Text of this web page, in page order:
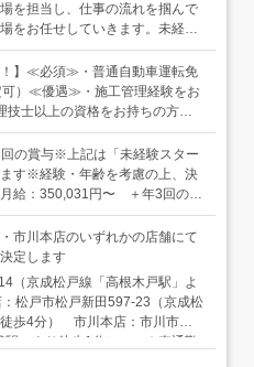
を担当し、仕事の流れを掴んで
をお任せしていきます。未経験
タント業務から始めていきまし
人さんとの打ち合わせ・お客様
スタッフも同席します）・工程
等）・現場管理（工事の進捗確
ど〇●株式会社創研について●〇
継続。水道管、配水管、住宅設
会社創研。現在は、上下水道工
なものから内装・外装、エクス
に対応し、これまでに10万件を
およそ5,000件の工事をお任せ
！】≪必須≫・普通自動車運転免
可）≪優遇≫・施工管理経験をお
士以上の資格をお持ちの方
いたします。※職人（大工・内
クステリア工）の経験者大歓
の仕事から始めて、順次、施工
くのも歓迎です！
の賞与※上記は「未経験スター
す※経験・年齢を考慮の上、決
給：350,031円〜 ＋年3回の賞
、66,510円～を含む。※超過分
所有者（2級施工管理技士以
在業務効率化を視野に働き方改
ため、会社のシステムは20時で
出先で仕事ができるように個人
少しずつ残業時間が減ってきてい
み、2024年より固定残業時間が
日数は120日以上になりまし
市川本店のいずれかの店舗にて
定します
（京成松戸線「高根木戸駅」よ
松戸市松戸新田597-23（京成松
歩4分） 市川本店：市川市鬼
駅」より徒歩1分） ★車通勤